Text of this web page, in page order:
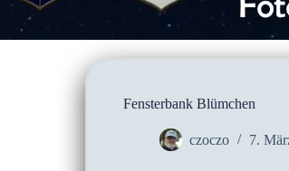
Fensterbank Blümchen
czoczo 7.